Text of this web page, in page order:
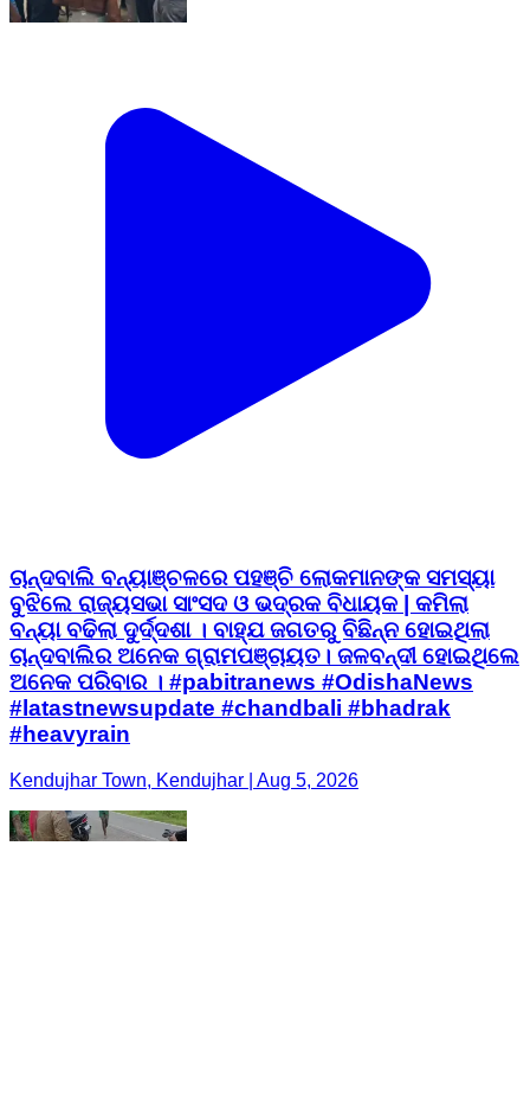
ଚାନ୍ଦବାଲି ବନ୍ୟାଞ୍ଚଳରେ ପହଞ୍ଚି ଲୋକମାନଙ୍କ ସମସ୍ୟା
ବୁଝିଲେ ରାଜ୍ୟସଭା ସାଂସଦ ଓ ଭଦ୍ରକ ବିଧାୟକ | କମିଲା
ବନ୍ୟା ବଢିଲା ଦୁର୍ଦ୍ଦଶା । ବାହ୍ଯ ଜଗତରୁ ବିଛିନ୍ନ ହୋଇଥିଲା
ଚାନ୍ଦବାଲିର ଅନେକ ଗ୍ରାମପଞ୍ଚାୟତ। ଜଳବନ୍ଦୀ ହୋଇଥିଲେ
ଅନେକ ପରିବାର । #pabitranews #OdishaNews
#latastnewsupdate #chandbali #bhadrak
#heavyrain
Kendujhar Town, Kendujhar | Aug 5, 2026